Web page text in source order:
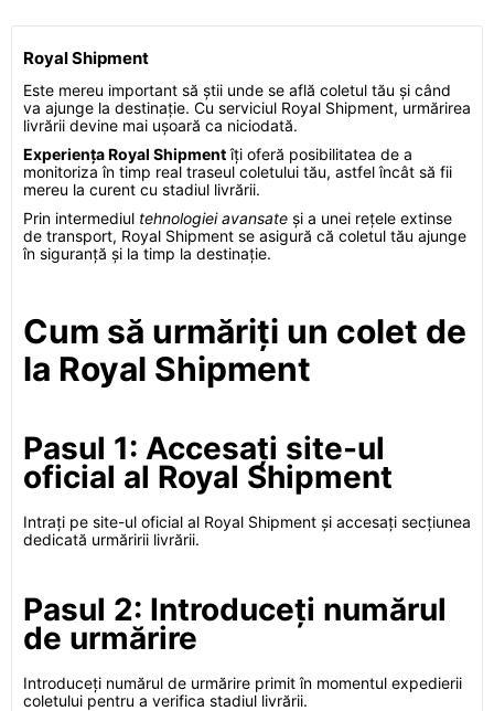
Royal Shipment
Este mereu important să știi unde se află coletul tău și când
va ajunge la destinație. Cu serviciul Royal Shipment, urmărirea
livrării devine mai ușoară ca niciodată.
Experiența Royal Shipmentîți oferă posibilitatea de a
monitoriza în timp real traseul coletului tău, astfel încât să fii
mereu la curent cu stadiul livrării.
Prin intermediul tehnologiei avansate și a unei rețele extinse
de transport, Royal Shipment se asigură că coletul tău ajunge
în siguranță și la timp la destinație.
Cum să urmăriți un colet de
la Royal Shipment
Pasul 1: Accesați site-ul
oficial al Royal Shipment
Intrați pe site-ul oficial al Royal Shipment și accesați secțiunea
dedicată urmăririi livrării.
Pasul 2: Introduceți numărul
de urmărire
Introduceți numărul de urmărire primit în momentul expedierii
coletului pentru a verifica stadiul livrării.